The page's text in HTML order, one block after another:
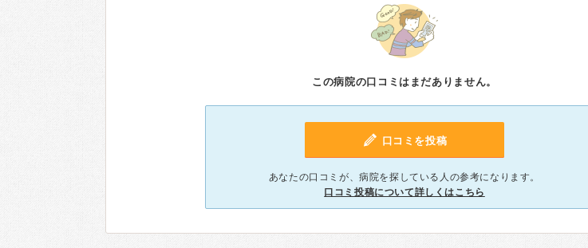
この病院の口コミはまだありません。
口コミを投稿
あなたの口コミが、病院を探している人の参考になります。
口コミ投稿について詳しくはこちら